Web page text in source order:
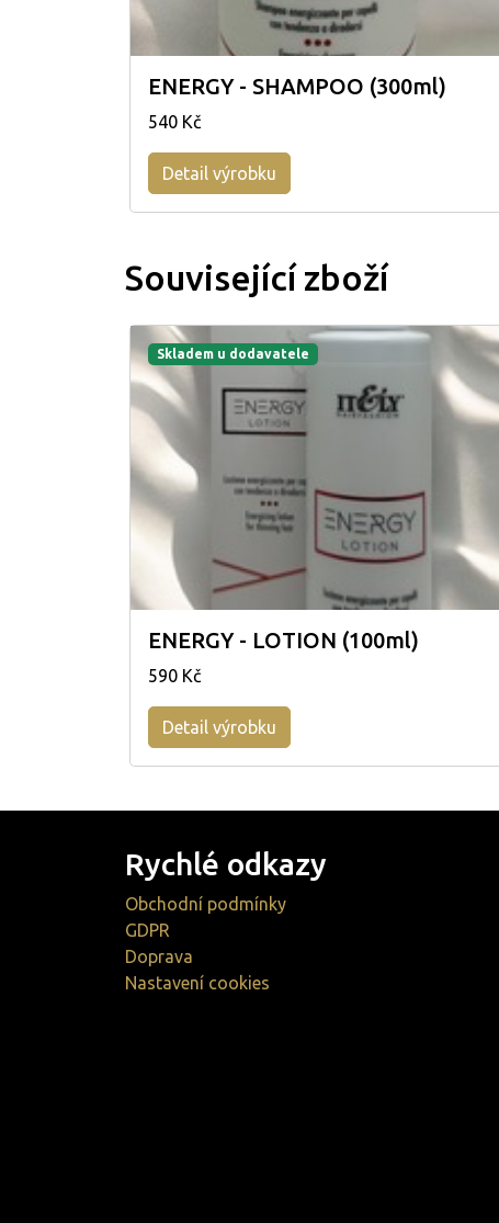
ENERGY - SHAMPOO (300ml)
540 Kč
Detail výrobku
Související zboží
Skladem u dodavatele
ENERGY - LOTION (100ml)
590 Kč
Detail výrobku
Rychlé odkazy
Obchodní podmínky
GDPR
Doprava
Nastavení cookies